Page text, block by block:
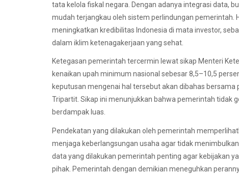
tata kelola fiskal negara. Dengan adanya integrasi data,
mudah terjangkau oleh sistem perlindungan pemerintah.
meningkatkan kredibilitas Indonesia di mata investor,
dalam iklim ketenagakerjaan yang sehat.
Ketegasan pemerintah tercermin lewat sikap Menteri
kenaikan upah minimum nasional sebesar 8,5–10,5
keputusan mengenai hal tersebut akan dibahas
Tripartit. Sikap ini menunjukkan bahwa pemerintah tidak
berdampak luas.
Pendekatan yang dilakukan oleh pemerintah
menjaga keberlangsungan usaha agar tidak
data yang dilakukan pemerintah penting agar kebijakan
pihak. Pemerintah dengan demikian meneguhkan